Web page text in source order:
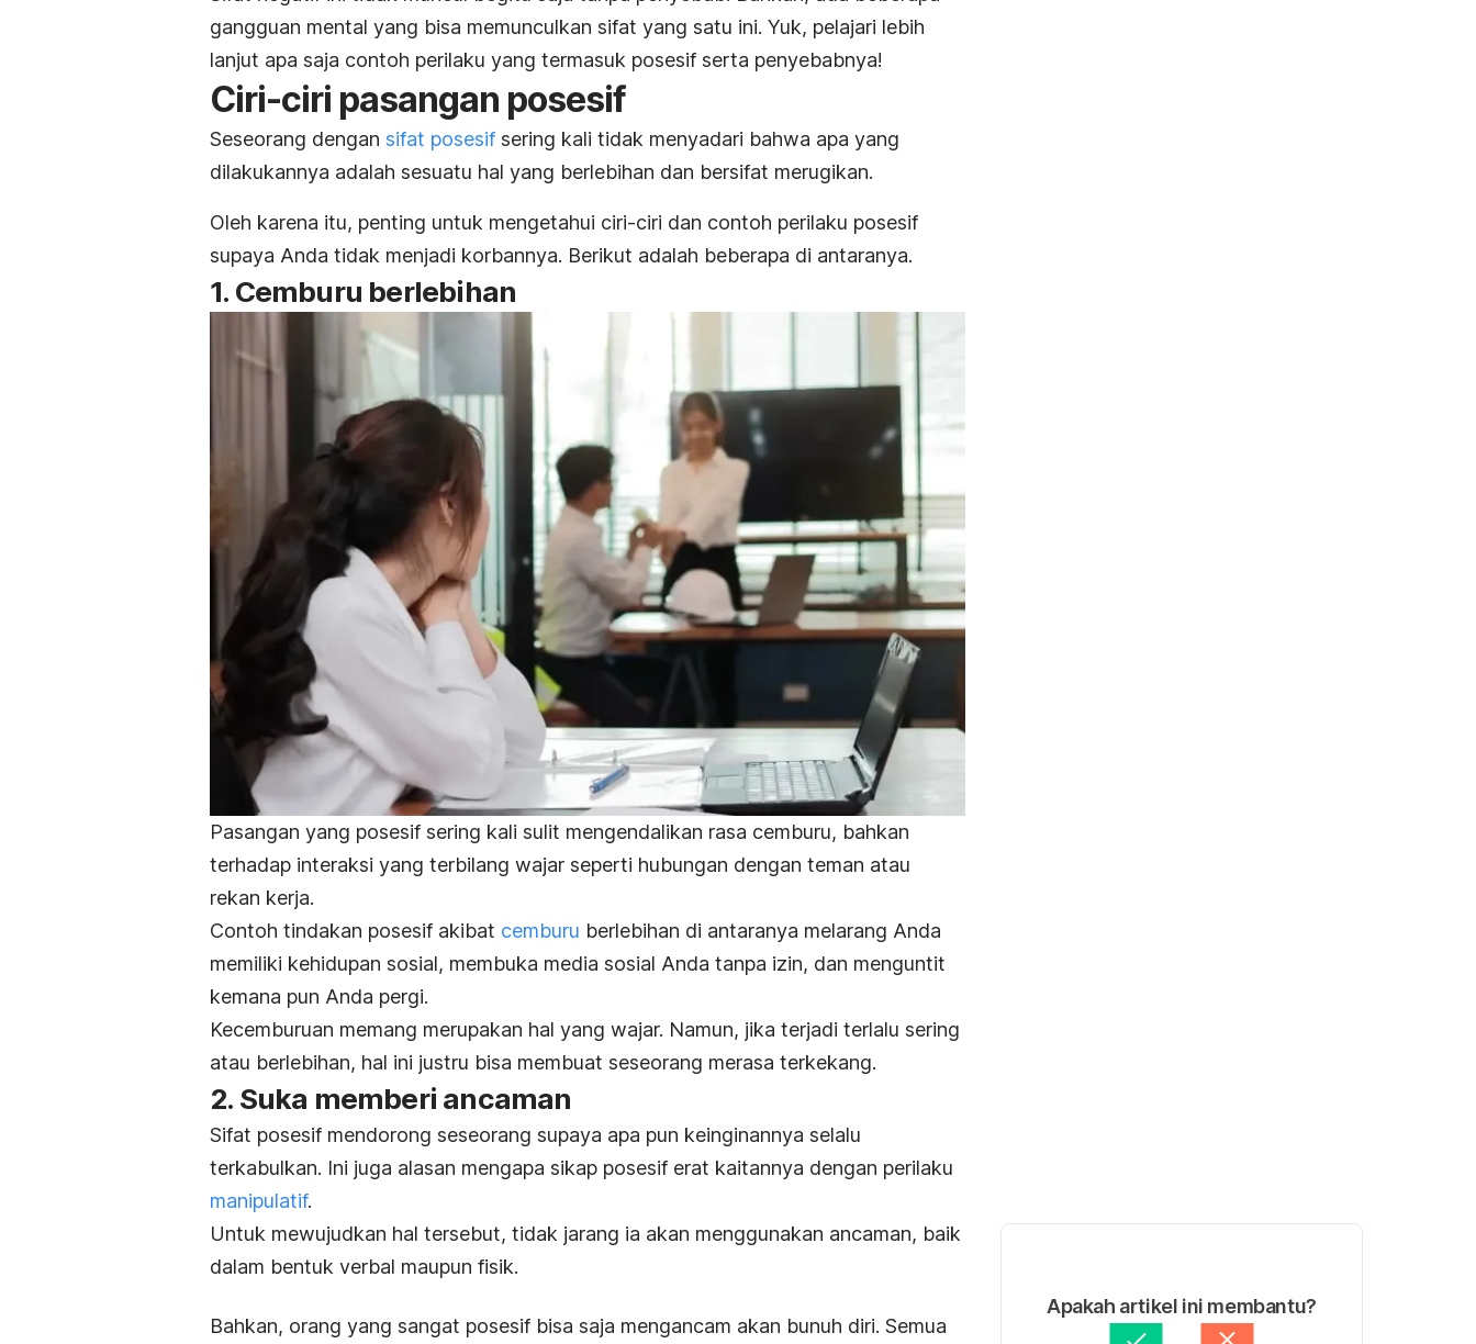
gangguan mental yang bisa memunculkan sifat yang satu ini. Yuk, pelajari lebih
lanjut apa saja contoh perilaku yang termasuk posesif serta penyebabnya!
Ciri-ciri pasangan posesif
Seseorang dengan sifat posesif sering kali tidak menyadari bahwa apa yang
dilakukannya adalah sesuatu hal yang berlebihan dan bersifat merugikan.
Oleh karena itu, penting untuk mengetahui ciri-ciri dan contoh perilaku posesif
supaya Anda tidak menjadi korbannya. Berikut adalah beberapa di antaranya.
1. Cemburu berlebihan
Pasangan yang posesif sering kali sulit mengendalikan rasa cemburu, bahkan
terhadap interaksi yang terbilang wajar seperti hubungan dengan teman atau
rekan kerja.
Contoh tindakan posesif akibat cemburu berlebihan di antaranya melarang Anda
memiliki kehidupan sosial, membuka media sosial Anda tanpa izin, dan menguntit
kemana pun Anda pergi.
Kecemburuan memang merupakan hal yang wajar. Namun, jika terjadi terlalu sering
atau berlebihan, hal ini justru bisa membuat seseorang merasa terkekang.
2. Suka memberi ancaman
Sifat posesif mendorong seseorang supaya apa pun keinginannya selalu
terkabulkan. Ini juga alasan mengapa sikap posesif erat kaitannya dengan perilaku
manipulatif.
Untuk mewujudkan hal tersebut, tidak jarang ia akan menggunakan ancaman, baik
dalam bentuk verbal maupun fisik.
Bahkan, orang yang sangat posesif bisa saja mengancam akan bunuh diri. Semua
Apakah artikel ini membantu?